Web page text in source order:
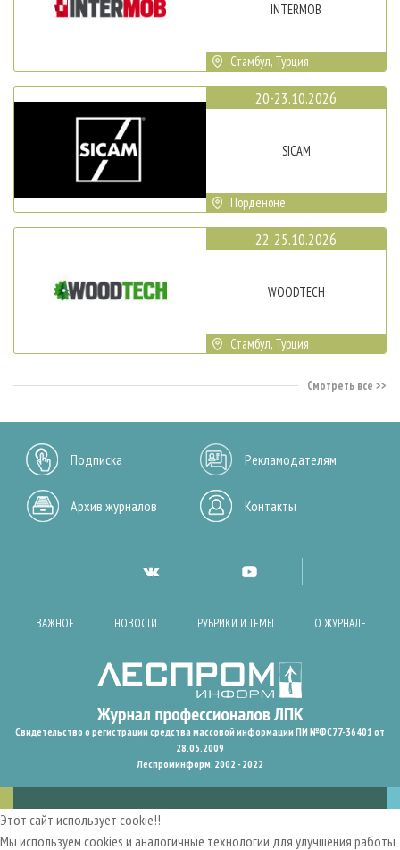
INTERMOB
Стамбул, Турция
20-23.10.2026
SICAM
Порденоне
22-25.10.2026
WOODTECH
Стамбул, Турция
Смотреть все
Подписка Рекламодателям
Архив журналов Контакты
ВАЖНОЕ НОВОСТИ РУБРИКИ И ТЕМЫ О ЖУРНАЛЕ
Свидетельство о регистрации средства массовой информации ПИ №ФС77-36401 от
28.05.2009
Леспроминформ. 2002 - 2022
Этот сайт использует cookie!!
Мы используем cookies и аналогичные технологии для улучшения работы